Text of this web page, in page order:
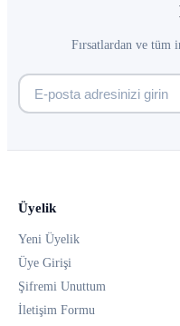
Fırsatlardan ve tüm
Üyelik
Yeni Üyelik
Üye Girişi
Şifremi Unuttum
İletişim Formu